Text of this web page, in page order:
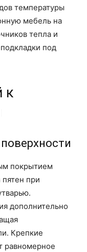
температуры
мебель на
тепла и
под
к
покрытием
при
дополнительно
Крепкие
равномерное